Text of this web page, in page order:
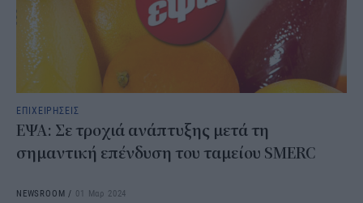
ΕΠΙΧΕΙΡΗΣΕΙΣ
ΕΨΑ: Σε τροχιά ανάπτυξης μετά τη
σημαντική επένδυση του ταμείου SMERC
NEWSROOM / 01 Μαρ 2024